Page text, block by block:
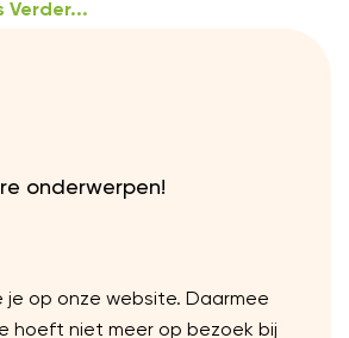
Verder...
onderwerpen!
je op onze website. Daarmee
hoeft niet meer op bezoek bij